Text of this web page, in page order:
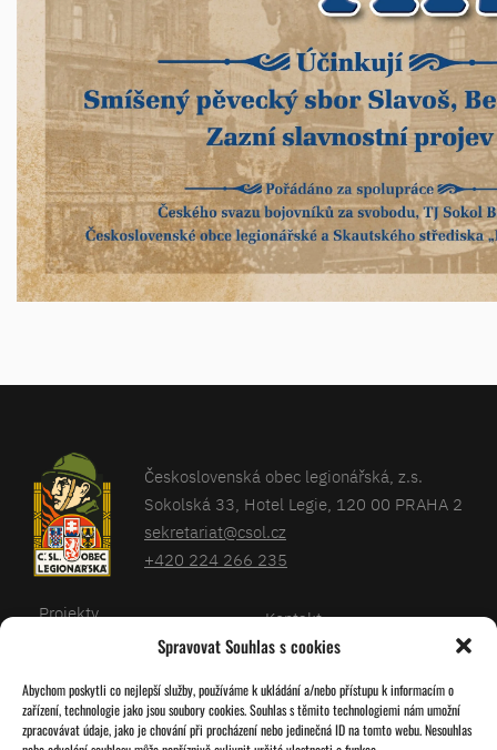
Spravovat Souhlas s cookies
Abychom poskytli co nejlepší služby, používáme k ukládání a/nebo přístupu k informacím o
zařízení, technologie jako jsou soubory cookies. Souhlas s těmito technologiemi nám umožní
zpracovávat údaje, jako je chování při procházení nebo jedinečná ID na tomto webu. Nesouhlas
Československá obec legionářská, z.s.
Sokolská 33, Hotel Legie, 120 00 PRAHA 2
sekretariat@csol.cz
+420 224 266 235
Projekty
Kalendář
O nás
Kontakt
Databáze legionářů
Pro členy
Zásady cookies